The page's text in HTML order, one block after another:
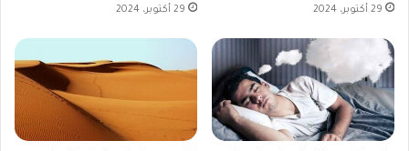
29 أكتوبر، 2024 29 أكتوبر، 2024